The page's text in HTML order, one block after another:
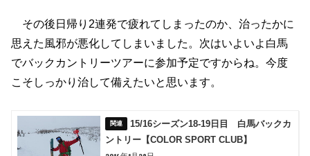
その後日帰り2連発で疲れてしまったのか、治ったかに
思えた風邪が悪化してしまいました。次はいよいよ白馬
でバックカントリーツアーに参加予定ですからね。今度
こそしっかり治して備えたいと思います。
15/16シーズン18-19日目 白馬バックカ
ントリー【COLOR SPORT CLUB】